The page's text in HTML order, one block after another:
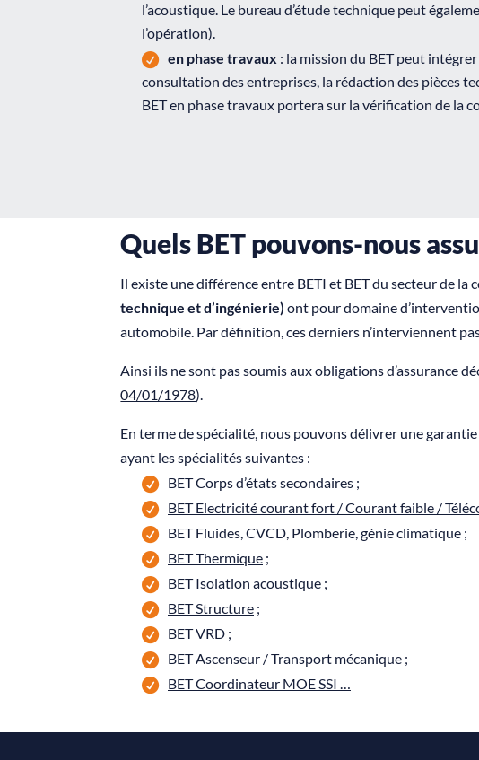
l’acoustique. Le bureau d’étude technique peut
l’opération).
en phase travaux : la mission du BET peut
consultation des entreprises, la rédaction des pièces
BET en phase travaux portera sur la vérification de la
Quels BET pouvons-nous
Il existe une différence entre BETI et BET du secteur de la
technique et d’ingénierie) ont pour domaine
automobile. Par définition, ces derniers n’interviennent
Ainsi ils ne sont pas soumis aux obligations d’assurance
04/01/1978).
En terme de spécialité, nous pouvons délivrer une
ayant les spécialités suivantes :
BET Corps d’états secondaires ;
BET Electricité courant fort / Courant faible /
BET Fluides, CVCD, Plomberie, génie climatique ;
BET Thermique ;
BET Isolation acoustique ;
BET Structure ;
BET VRD ;
BET Ascenseur / Transport mécanique ;
BET Coordinateur MOE SSI …